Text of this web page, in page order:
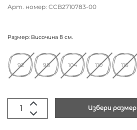
Арт. номер: CCB2710783-00
Размер: Височина в см.
92 98 104 110 116
Избери размер